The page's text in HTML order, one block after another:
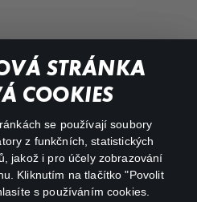
STRÁNKA
COOKIES
se používají soubory
z funkčních, statistických
jakož i pro účely zobrazování
Kliknutím na tlačítko "Povolit
s používáním cookies.